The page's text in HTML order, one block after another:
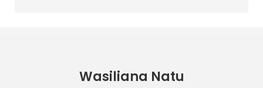
Wasiliana Natu